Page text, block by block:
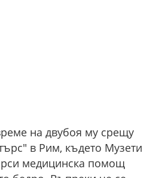
на двубоя му срещу
в Рим, където Музети
медицинска помощ